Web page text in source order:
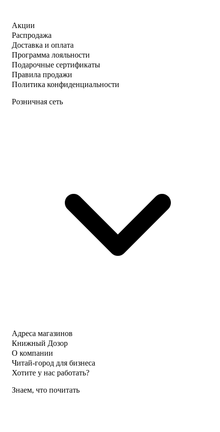
Акции
Распродажа
Доставка и оплата
Программа лояльности
Подарочные сертификаты
Правила продажи
Политика конфиденциальности
Розничная сеть
Адреса магазинов
Книжный Дозор
О компании
Читай-город для бизнеса
Хотите у нас работать?
Знаем, что почитать